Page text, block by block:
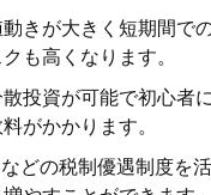
きが大きく短期間で
も高くなります。
投資が可能で初心者
がかかります。
どの税制優遇制度を